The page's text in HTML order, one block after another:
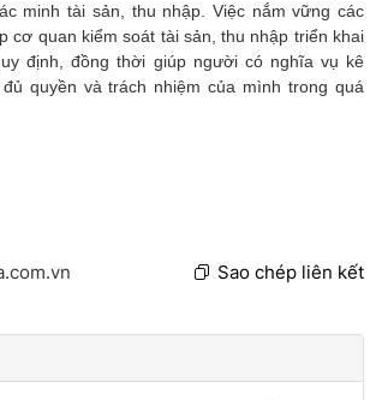
minh tài sản, thu nhập. Việc nắm vững các
cơ quan kiểm soát tài sản, thu nhập triển khai
định, đồng thời giúp người có nghĩa vụ kê
quyền và trách nhiệm của mình trong quá
Sao chép liên kết